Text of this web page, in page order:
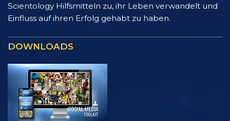
Scientology Hilfsmitteln zu, ihr Leben verwandelt und
Einfluss auf ihren Erfolg gehabt zu haben.
DOWNLOADS